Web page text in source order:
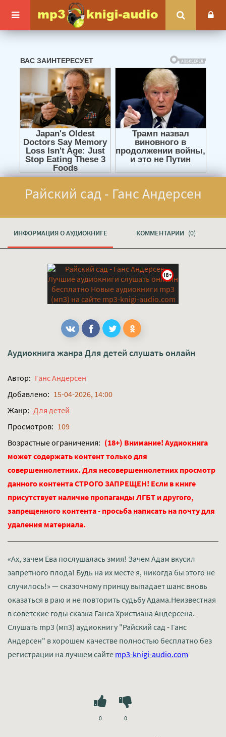
Райский сад - Ганс Андерсен
ИНФОРМАЦИЯ О АУДИОКНИГЕ КОММЕНТАРИИ (0)
Аудиокнига жанра Для детей слушать онлайн
Автор: Ганс Андерсен
Добавлено: 15-04-2026, 14:00
Жанр: Для детей
Просмотров: 109
Возрастные ограничения: (18+) Внимание! Аудиокнига
может содержать контент только для
совершеннолетних. Для несовершеннолетних просмотр
данного контента СТРОГО ЗАПРЕЩЕН! Если в книге
присутствует наличие пропаганды ЛГБТ и другого,
запрещенного контента - просьба написать на почту для
удаления материала.
«Ах, зачем Ева послушалась змия! Зачем Адам вкусил
запретного плода! Будь на их месте я, никогда бы этого не
случилось!» — сказочному принцу выпадает шанс вновь
оказаться в раю и не повторить судьбу Адама.Неизвестная
в советские годы сказка Ганса Христиана Андерсена.
Слушать mp3 (мп3) аудиокнигу "Райский сад - Ганс
Андерсен" в хорошем качестве полностью бесплатно без
регистрации на лучшем сайте mp3-knigi-audio.com
0 0